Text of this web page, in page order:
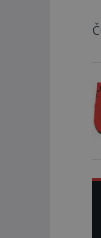
F. Crater